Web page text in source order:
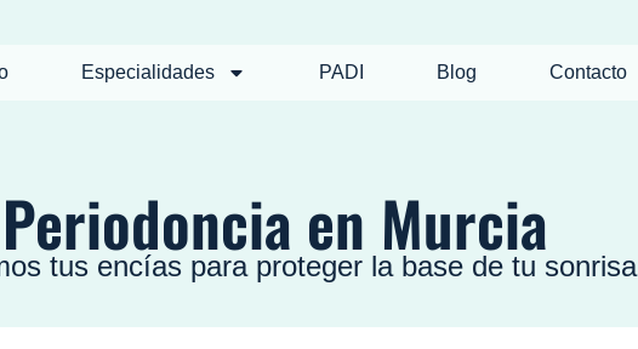
Especialidades PADI Blog Contacto
Periodoncia en Murcia
tus encías para proteger la base de tu sonrisa